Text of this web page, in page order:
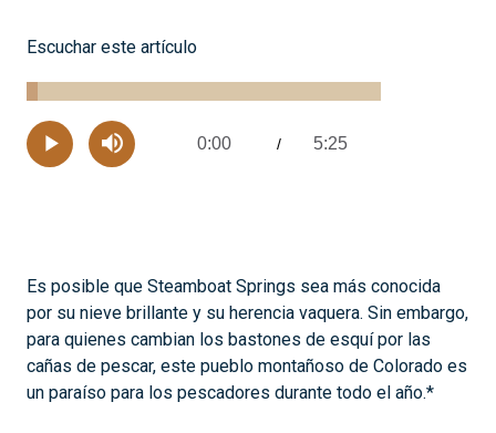
Escuchar este artículo
Play Mute Current
0:00 /
3.02%
Remaining
5:25
Es posible que Steamboat Springs sea más conocida
por su nieve brillante y su herencia vaquera. Sin embargo,
para quienes cambian los bastones de esquí por las
cañas de pescar, este pueblo montañoso de Colorado es
un paraíso para los pescadores durante todo el año.*